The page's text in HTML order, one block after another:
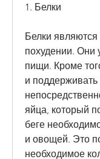
1. Белки
Белки
похудении.
пищи. Кроме
и
яйца, который
беге
и овощей. Это
необходимое